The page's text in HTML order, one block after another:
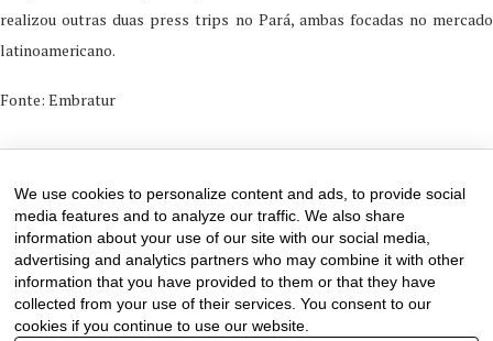
realizou outras duas press trips no Pará, ambas focadas no mercado
latinoamericano.
Fonte: Embratur
We use cookies to personalize content and ads, to provide social
media features and to analyze our traffic. We also share
information about your use of our site with our social media,
advertising and analytics partners who may combine it with other
information that you have provided to them or that they have
collected from your use of their services. You consent to our
cookies if you continue to use our website.